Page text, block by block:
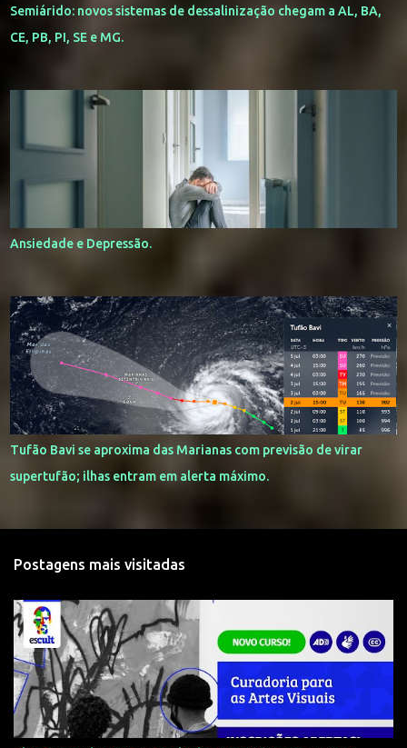
Semiárido: novos sistemas de dessalinização chegam a AL, BA,
CE, PB, PI, SE e MG.
Ansiedade e Depressão.
Tufão Bavi se aproxima das Marianas com previsão de virar
supertufão; ilhas entram em alerta máximo.
Postagens mais visitadas